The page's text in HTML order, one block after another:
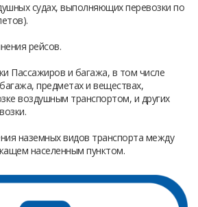
судах, выполняющих перевозки по
рейсов.
Пассажиров и багажа, в том числе
предметах и веществах,
воздушным транспортом, и других
наземных видов транспорта между
населенным пунктом.